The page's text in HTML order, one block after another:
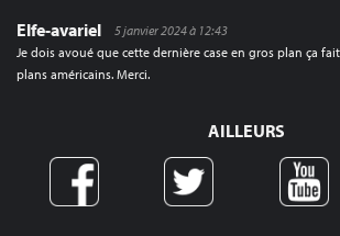
Elfe-avariel
5 janvier 2024 à 12:43
Je dois avoué que cette dernière case en gros plan ça
plans américains. Merci.
AILLEURS